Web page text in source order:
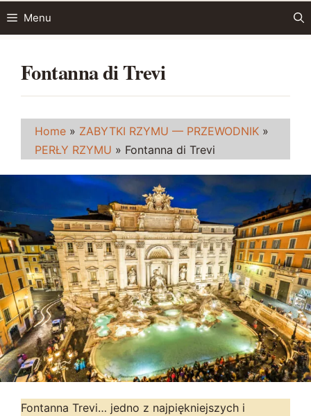
Menu
Fontanna di Trevi
Home » ZABYTKI RZYMU — PRZEWODNIK »
PERŁY RZYMU » Fontanna di Trevi
Fontanna Trevi… jedno z najpiękniejszych i